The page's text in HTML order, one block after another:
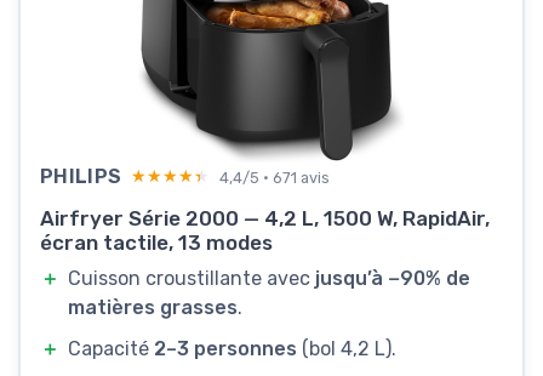
PHILIPS ★★★★★
★★★★★ 4,4/5 · 671 avis
Airfryer Série 2000 — 4,2 L, 1500 W, RapidAir,
écran tactile, 13 modes
＋ Cuisson croustillante avec jusqu’à −90% de
matières grasses.
＋ Capacité 2–3 personnes (bol 4,2 L).